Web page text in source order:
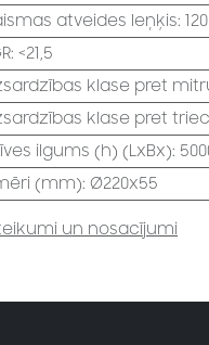
atveides leņķis:
: <21,5
klase pret
klase pret
ilgums (h) (LxBx):
(mm): Ø220x55
un nosacījumi